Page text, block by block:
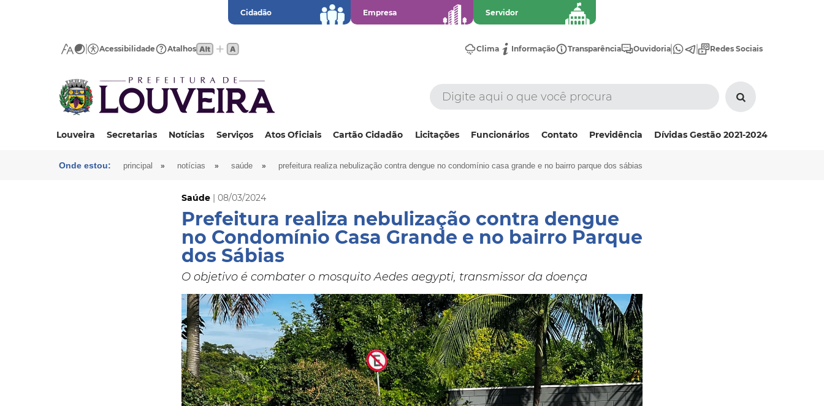
Cidadão Empresa Servidor
Acessibilidade Atalhos Clima Informação Transparência Ouvidoria Redes Sociais
Louveira Secretarias Notícias Serviços Atos Oficiais Cartão Cidadão Licitações Funcionários Contato Previdência Dívidas Gestão 2021-2024
Onde estou: principal » notícias » saúde » prefeitura realiza nebulização contra dengue no condomínio casa grande e no bairro parque dos sábias
Saúde | 08/03/2024
Prefeitura realiza nebulização contra dengue
no Condomínio Casa Grande e no bairro Parque
dos Sábias
O objetivo é combater o mosquito Aedes aegypti, transmissor da doença